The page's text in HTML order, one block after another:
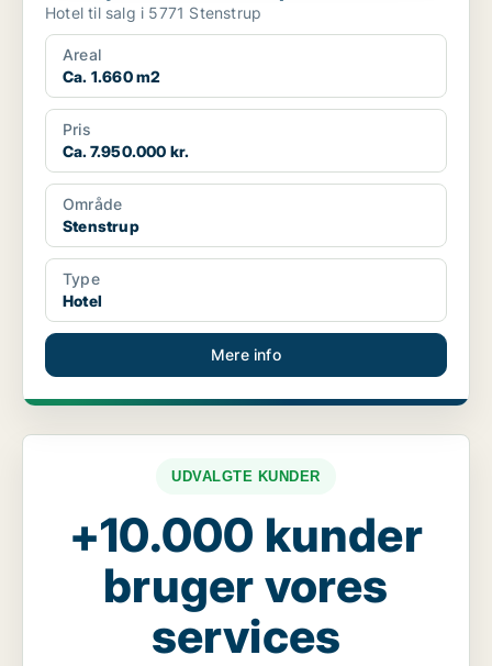
Hotel til salg i 5771 Stenstrup
Areal
Ca. 1.660 m2
Pris
Ca. 7.950.000 kr.
Område
Stenstrup
Type
Hotel
Mere info
UDVALGTE KUNDER
+10.000 kunder
bruger vores
services